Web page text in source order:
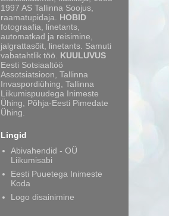
1997 AS Tallinna Soojus,
raamatupidaja. HOBID
fotograafia, linetants,
automatkad ja reisimine,
jalgrattasõit, linetants. Samuti
vabatahtlik töö. KUULUVUS
Eesti Sotsiaaltöö
Assotsiatsioon, Tallinna
Invaspordiühing, Tallinna
Liikumispuudega Inimeste
Ühing, Põhja-Eesti Pimedate
Ühing.
Lingid
Abivahendid - OÜ
Liikumisabi
Eesti Puuetega Inimeste
Koda
Logo disainimine